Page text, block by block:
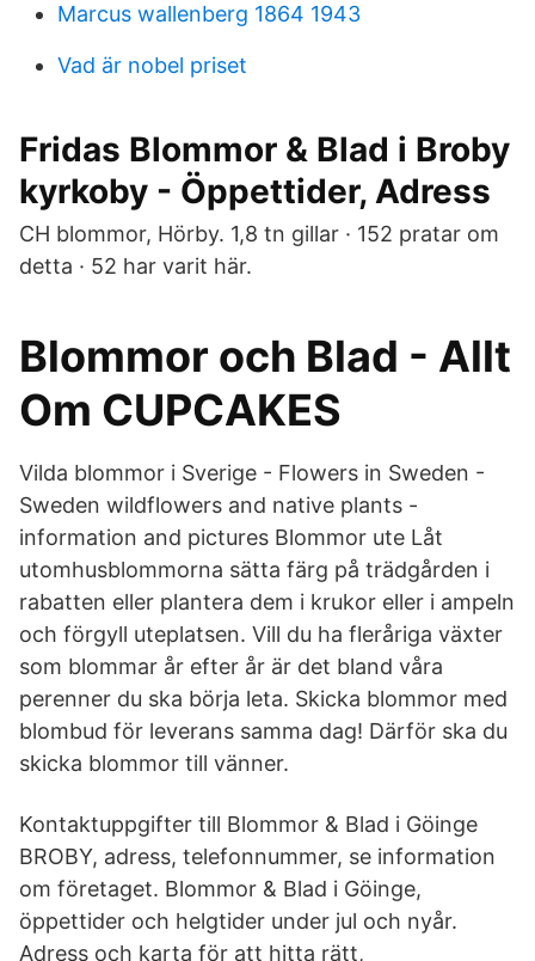
Marcus wallenberg 1864 1943
Vad är nobel priset
Fridas Blommor & Blad i Broby
kyrkoby - Öppettider, Adress
CH blommor, Hörby. 1,8 tn gillar · 152 pratar om
detta · 52 har varit här.
Blommor och Blad - Allt
Om CUPCAKES
Vilda blommor i Sverige - Flowers in Sweden -
Sweden wildflowers and native plants -
information and pictures Blommor ute Låt
utomhusblommorna sätta färg på trädgården i
rabatten eller plantera dem i krukor eller i ampeln
och förgyll uteplatsen. Vill du ha fleråriga växter
som blommar år efter år är det bland våra
perenner du ska börja leta. Skicka blommor med
blombud för leverans samma dag! Därför ska du
skicka blommor till vänner.
Kontaktuppgifter till Blommor & Blad i Göinge
BROBY, adress, telefonnummer, se information
om företaget. Blommor & Blad i Göinge,
öppettider och helgtider under jul och nyår.
Adress och karta för att hitta rätt,